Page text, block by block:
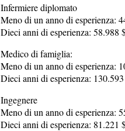
Infermiere diplomato
Meno di un anno di esperienza:
Dieci anni di esperienza: 58.988
Medico di famiglia:
Meno di un anno di esperienza:
Dieci anni di esperienza:
Ingegnere
Meno di un anno di esperienza:
Dieci anni di esperienza: 81.221